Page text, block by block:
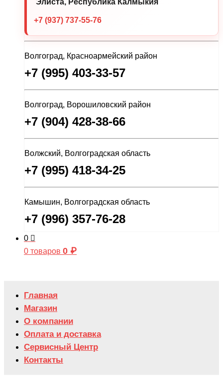
+7 (937) 737-55-76
Волгоград, Красноармейский район
+7 (995) 403-33-57
Волгоград, Ворошиловский район
+7 (904) 428-38-66
Волжский, Волгоградская область
+7 (995) 418-34-25
Камышин, Волгоградская область
+7 (996) 357-76-28
0
0 товаров 0 ₽
Главная
Магазин
О компании
Оплата и доставка
Сервисный Центр
Контакты